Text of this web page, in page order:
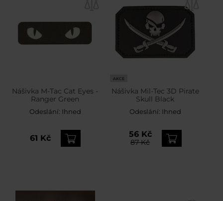
Nášivka M-Tac Cat Eyes -
Ranger Green
Odeslání: Ihned
61 Kč
AKCE
Nášivka Mil-Tec 3D Pirate
Skull Black
Odeslání: Ihned
56 Kč
87 Kč